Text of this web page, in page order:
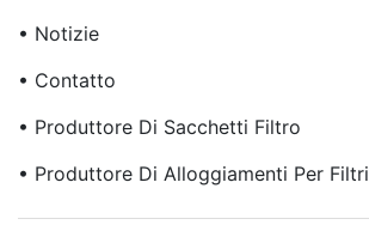
• Notizie
• Contatto
• Produttore Di Sacchetti Filtro
• Produttore Di Alloggiamenti Per Filtri